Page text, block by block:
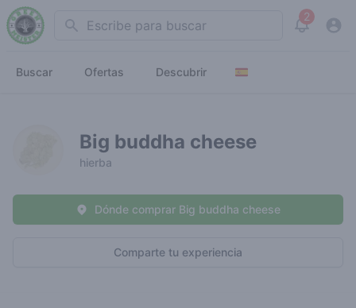
Search 2
View
Buscar Ofertas Descubrir
Big buddha cheese
hierba
Comparte tu experiencia
Dónde comprar Big buddha cheese